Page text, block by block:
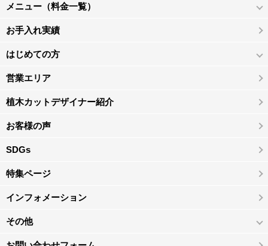
メニュー（料金一覧）
お手入れ実績
はじめての方
営業エリア
植木カットデザイナー紹介
お客様の声
SDGs
特集ページ
インフォメーション
その他